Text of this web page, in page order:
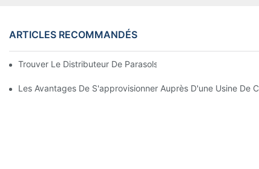
ARTICLES RECOMMANDÉS
Trouver Le Distributeur De Parasols De Plage Idéal Pour
Les Avantages De S'approvisionner Auprès D'une Usine De